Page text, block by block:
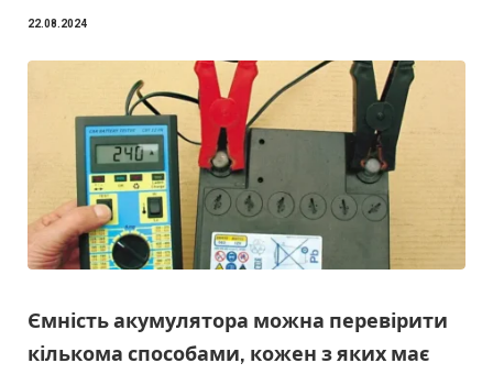
22.08.2024
Ємність акумулятора можна перевірити
кількома способами, кожен з яких має